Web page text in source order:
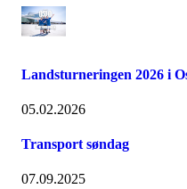
Landsturneringen 2026 i
05.02.2026
Transport søndag
07.09.2025